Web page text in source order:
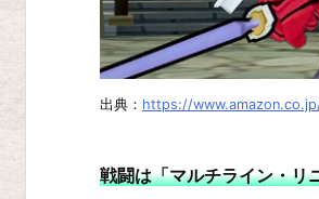
テ
イ
ル
ズ
ブ
出典： https://
戦闘は「マルチライン・リ